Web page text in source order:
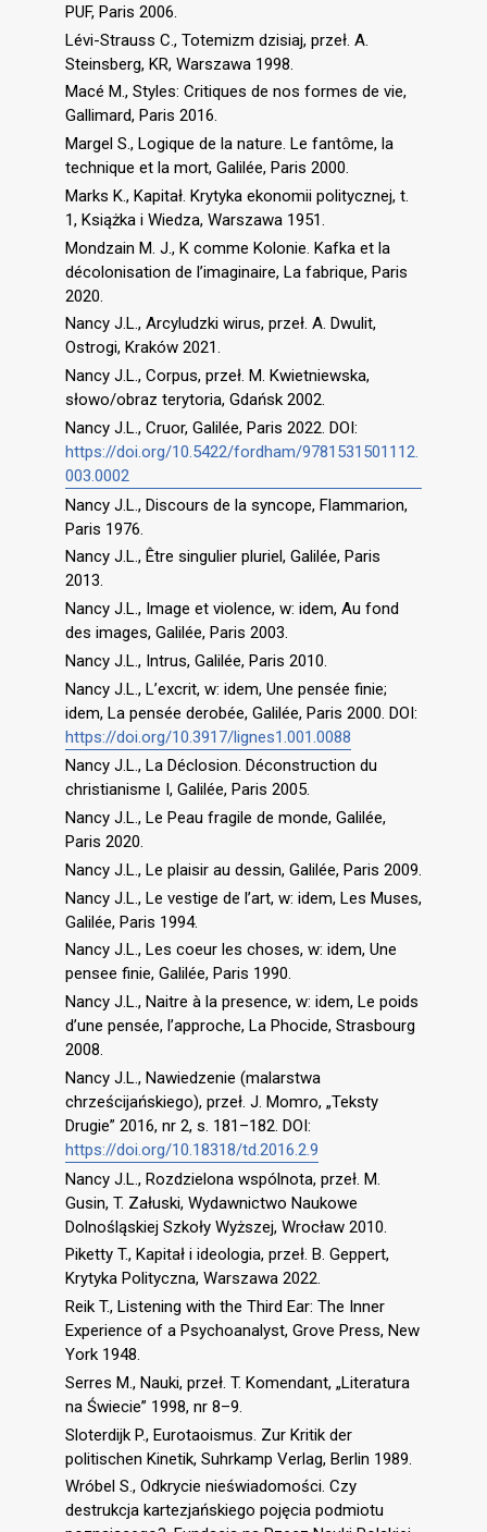
PUF, Paris 2006.
Lévi-Strauss C., Totemizm dzisiaj, przeł. A.
Steinsberg, KR, Warszawa 1998.
Macé M., Styles: Critiques de nos formes de vie,
Gallimard, Paris 2016.
Margel S., Logique de la nature. Le fantôme, la
technique et la mort, Galilée, Paris 2000.
Marks K., Kapitał. Krytyka ekonomii politycznej, t.
1, Książka i Wiedza, Warszawa 1951.
Mondzain M. J., K comme Kolonie. Kafka et la
décolonisation de l’imaginaire, La fabrique, Paris
2020.
Nancy J.L., Arcyludzki wirus, przeł. A. Dwulit,
Ostrogi, Kraków 2021.
Nancy J.L., Corpus, przeł. M. Kwietniewska,
słowo/obraz terytoria, Gdańsk 2002.
Nancy J.L., Cruor, Galilée, Paris 2022. DOI:
https://doi.org/10.5422/fordham/9781531501112.
003.0002
Nancy J.L., Discours de la syncope, Flammarion,
Paris 1976.
Nancy J.L., Être singulier pluriel, Galilée, Paris
2013.
Nancy J.L., Image et violence, w: idem, Au fond
des images, Galilée, Paris 2003.
Nancy J.L., Intrus, Galilée, Paris 2010.
Nancy J.L., L’excrit, w: idem, Une pensée finie;
idem, La pensée derobée, Galilée, Paris 2000. DOI:
https://doi.org/10.3917/lignes1.001.0088
Nancy J.L., La Déclosion. Déconstruction du
christianisme I, Galilée, Paris 2005.
Nancy J.L., Le Peau fragile de monde, Galilée,
Paris 2020.
Nancy J.L., Le plaisir au dessin, Galilée, Paris 2009.
Nancy J.L., Le vestige de l’art, w: idem, Les Muses,
Galilée, Paris 1994.
Nancy J.L., Les coeur les choses, w: idem, Une
pensee finie, Galilée, Paris 1990.
Nancy J.L., Naitre à la presence, w: idem, Le poids
d’une pensée, l’approche, La Phocide, Strasbourg
2008.
Nancy J.L., Nawiedzenie (malarstwa
chrześcijańskiego), przeł. J. Momro, „Teksty
Drugie” 2016, nr 2, s. 181–182. DOI:
https://doi.org/10.18318/td.2016.2.9
Nancy J.L., Rozdzielona wspólnota, przeł. M.
Gusin, T. Załuski, Wydawnictwo Naukowe
Dolnośląskiej Szkoły Wyższej, Wrocław 2010.
Piketty T., Kapitał i ideologia, przeł. B. Geppert,
Krytyka Polityczna, Warszawa 2022.
Reik T., Listening with the Third Ear: The Inner
Experience of a Psychoanalyst, Grove Press, New
York 1948.
Serres M., Nauki, przeł. T. Komendant, „Literatura
na Świecie” 1998, nr 8–9.
Sloterdijk P., Eurotaoismus. Zur Kritik der
politischen Kinetik, Suhrkamp Verlag, Berlin 1989.
Wróbel S., Odkrycie nieświadomości. Czy
destrukcja kartezjańskiego pojęcia podmiotu